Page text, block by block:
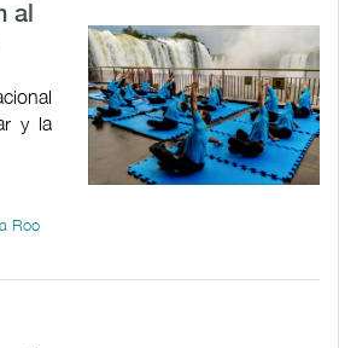
al
y la
Roo